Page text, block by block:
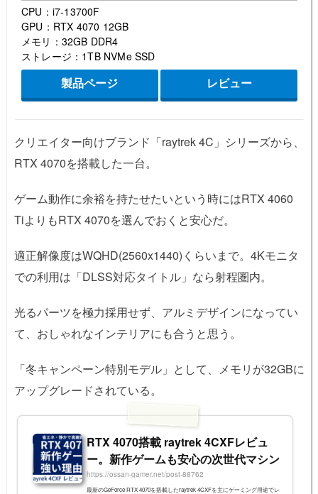
CPU：i7-13700F
GPU：RTX 4070 12GB
メモリ：32GB DDR4
ストレージ：1TB NVMe SSD
製品ページ レビュー
クリエイター向けブランド「raytrek 4C」シリーズから、
RTX 4070を搭載した一台。
ゲーム動作に余裕を持たせたいという時にはRTX 4060
TiよりもRTX 4070を選んでおくと安心だ。
適正解像度はWQHD(2560x1440)くらいまで。4Kモニタ
での利用は「DLSS対応タイトル」なら射程圏内。
光るパーツを極力採用せず、アルミデザインになってい
て、おしゃれなインテリアにも合うと思う。
「冬キャンペーン特別モデル」として、メモリが32GBに
アップグレードされている。
RTX 4070搭載 raytrek 4CXFレビュ
ー。新作ゲームも安心の次世代マシン
https://ossan-gamer.net/post-88762
最新のGeForce RTX 4070を搭載したraytrek 4CXFを主にゲーミング用途でレ